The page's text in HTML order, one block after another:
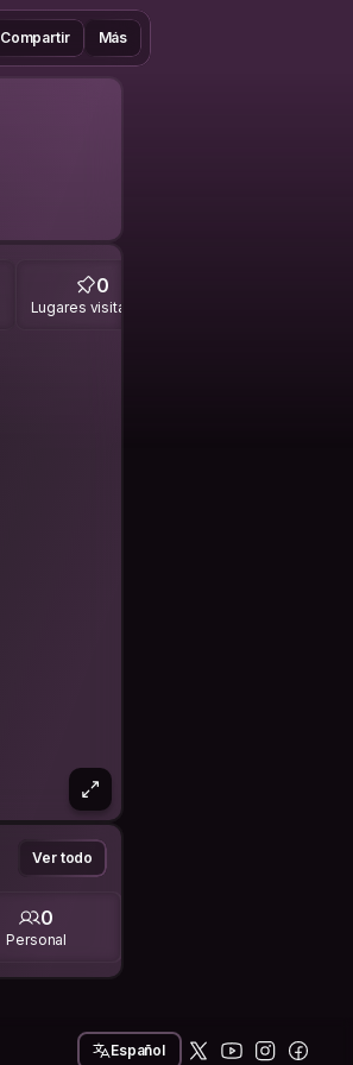
Compartir Más
0
Lugares visitados
Ver todo
0
Personal
Español